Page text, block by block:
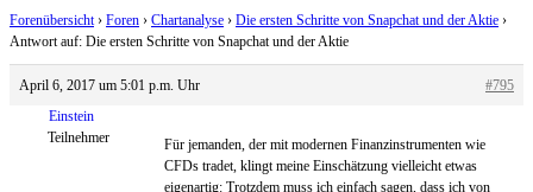
Forenübersicht › Foren › Chartanalyse › Die ersten Schritte von Snapchat und der Aktie ›
Antwort auf: Die ersten Schritte von Snapchat und der Aktie
April 6, 2017 um 5:01 p.m. Uhr
#795
Einstein
Teilnehmer
Für jemanden, der mit modernen Finanzinstrumenten wie
CFDs tradet, klingt meine Einschätzung vielleicht etwas
eigenartig: Trotzdem muss ich einfach sagen, dass ich von